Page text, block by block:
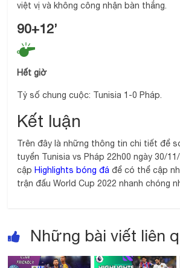
việt vị và không công nhận bàn thắng.
90+12’
Hết giờ
Tỷ số chung cuộc: Tunisia 1-0 Pháp.
Kết luận
Trên đây là những thông tin chi tiết để
tuyển Tunisia vs Pháp 22h00 ngày 30/
cập Highlights bóng đá để có thể cập
trận đấu World Cup 2022 nhanh chóng
Những bài viết liên